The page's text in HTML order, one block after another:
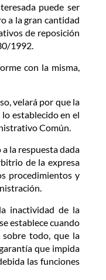
puede ser
a la gran cantidad
de reposición
1992.
con la misma,
velará por que la
establecido en el
Común.
la respuesta dada
de la expresa
procedimientos y
inactividad de la
establece cuando
sobre todo, que la
que impida
las funciones